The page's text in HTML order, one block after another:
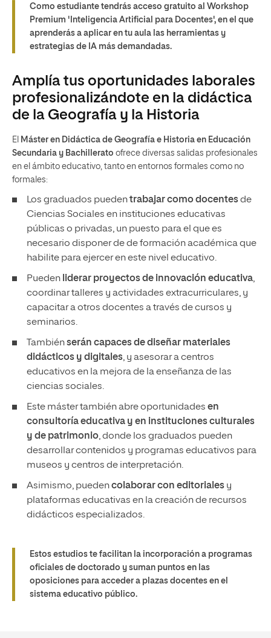
Como estudiante tendrás acceso gratuito al Workshop
Premium 'Inteligencia Artificial para Docentes', en el que
aprenderás a aplicar en tu aula las herramientas y
estrategias de IA más demandadas.
Amplía tus oportunidades laborales
profesionalizándote en la didáctica
de la Geografía y la Historia
El Máster en Didáctica de Geografía e Historia en Educación
Secundaria y Bachillerato ofrece diversas salidas profesionales
en el ámbito educativo, tanto en entornos formales como no
formales:
Los graduados puedentrabajar como docentesde
Ciencias Sociales en instituciones educativas
públicas o privadas, un puesto para el que es
necesario disponer de de formación académica que
habilite para ejercer en este nivel educativo.
Pueden liderar proyectos de innovación educativa,
coordinar talleres y actividades extracurriculares, y
capacitar a otros docentes a través de cursos y
seminarios.
Tambiénserán capaces de diseñar materiales
didácticos y digitales, y asesorar a centros
educativos en la mejora de la enseñanza de las
ciencias sociales.
Este máster también abre oportunidades en
consultoría educativa y en instituciones culturales
y de patrimonio, donde los graduados pueden
desarrollar contenidos y programas educativos para
museos y centros de interpretación.
Asimismo, puedencolaborar con editoriales y
plataformas educativas en la creación de recursos
didácticos especializados.
Estos estudios te facilitan la incorporación a programas
oficiales de doctorado y suman puntos en las
oposiciones para acceder a plazas docentes en el
sistema educativo público.